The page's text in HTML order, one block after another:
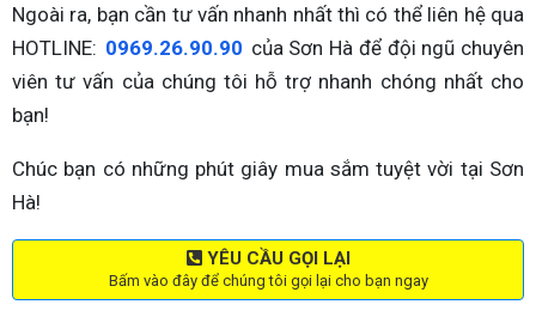
Ngoài ra, bạn cần tư vấn nhanh nhất thì có thể liên hệ qua
HOTLINE: 0969.26.90.90 của Sơn Hà để đội ngũ chuyên
viên tư vấn của chúng tôi hỗ trợ nhanh chóng nhất cho
bạn!
Chúc bạn có những phút giây mua sắm tuyệt vời tại Sơn
Hà!
YÊU CẦU GỌI LẠI
Bấm vào đây để chúng tôi gọi lại cho bạn ngay